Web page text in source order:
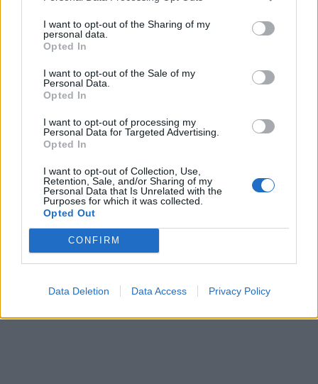
I want to opt-out of the Sharing of my
personal data.
Opted In
I want to opt-out of the Sale of my
Personal Data.
Opted In
I want to opt-out of processing my
Personal Data for Targeted Advertising.
Opted In
I want to opt-out of Collection, Use,
Retention, Sale, and/or Sharing of my
Personal Data that Is Unrelated with the
Purposes for which it was collected.
Opted Out
CONFIRM
Data Deletion Data Access Privacy Policy
Εργασία / multitasking.
Γρήγορη και ασύρματη φόρτιση.
Η θήκη MAG AIR προσφέρει τον τέλειο συνδυασμό
Βρείτε τη νέα θήκη Mag Air TPU Camera Guard
Posted
GADGETS NEWS
Tagged
idol Mag Air Camera Guard